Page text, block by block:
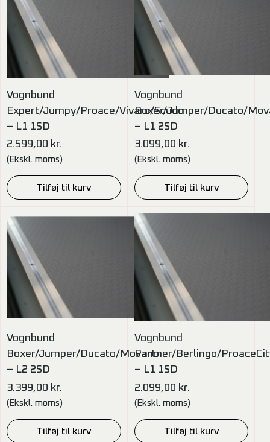
Vognbund
Expert/Jumpy/Proace/Vivaro/Scudo
– L1 1SD
2.599,00 kr.
(Ekskl. moms)
Tilføj til kurv
Vognbund
Boxer/Jumper/Ducato/
– L1 2SD
3.099,00 kr.
(Ekskl. moms)
Tilføj til kurv
Vognbund
Boxer/Jumper/Ducato/Movano
– L2 2SD
3.399,00 kr.
(Ekskl. moms)
Tilføj til kurv
Vognbund
Partner/Berlingo/
– L1 1SD
2.099,00 kr.
(Ekskl. moms)
Tilføj til kurv